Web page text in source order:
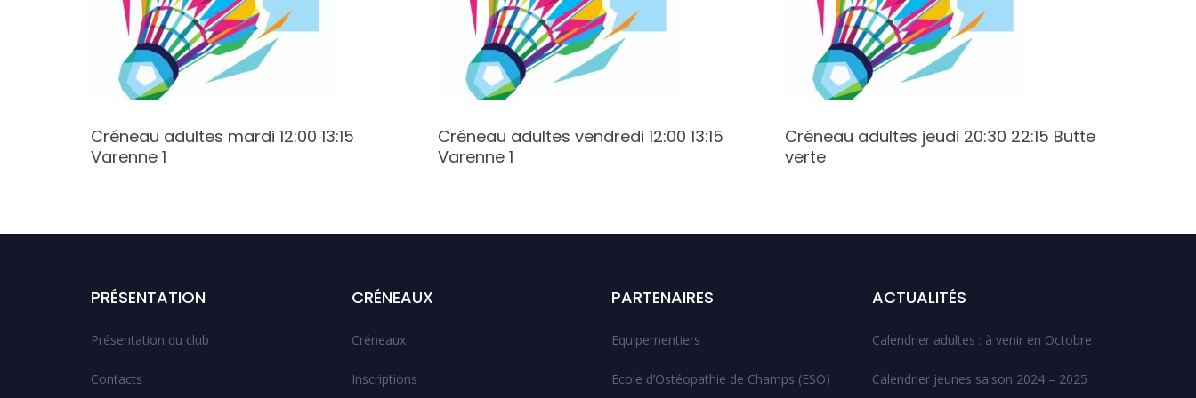
Créneau adultes mardi 12:00 13:15
Varenne 1
Créneau adultes vendredi 12:00 13:15
Varenne 1
Créneau adultes jeudi 20:30 22:15 Butte
verte
PRÉSENTATION
Présentation du club
Contacts
CRÉNEAUX
Créneaux
Inscriptions
PARTENAIRES
Equipementiers
Ecole d’Ostéopathie de Champs (ESO)
ACTUALITÉS
Calendrier adultes : à venir en Octobre
Calendrier jeunes saison 2024 – 2025